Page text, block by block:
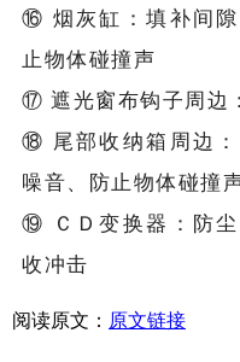
⑯ 烟灰缸：填补间
止物体碰撞声
⑰ 遮光窗布钩子周边
⑱ 尾部收纳箱周边：
噪音、防止物体碰撞
⑲ ＣＤ变换器：防尘
收冲击
阅读原文： 原文链接